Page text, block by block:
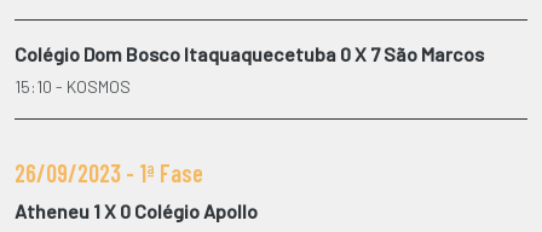
Colégio Dom Bosco Itaquaquecetuba 0 X 7 São Marcos
15:10 - KOSMOS
26/09/2023 - 1ª Fase
Atheneu 1 X 0 Colégio Apollo